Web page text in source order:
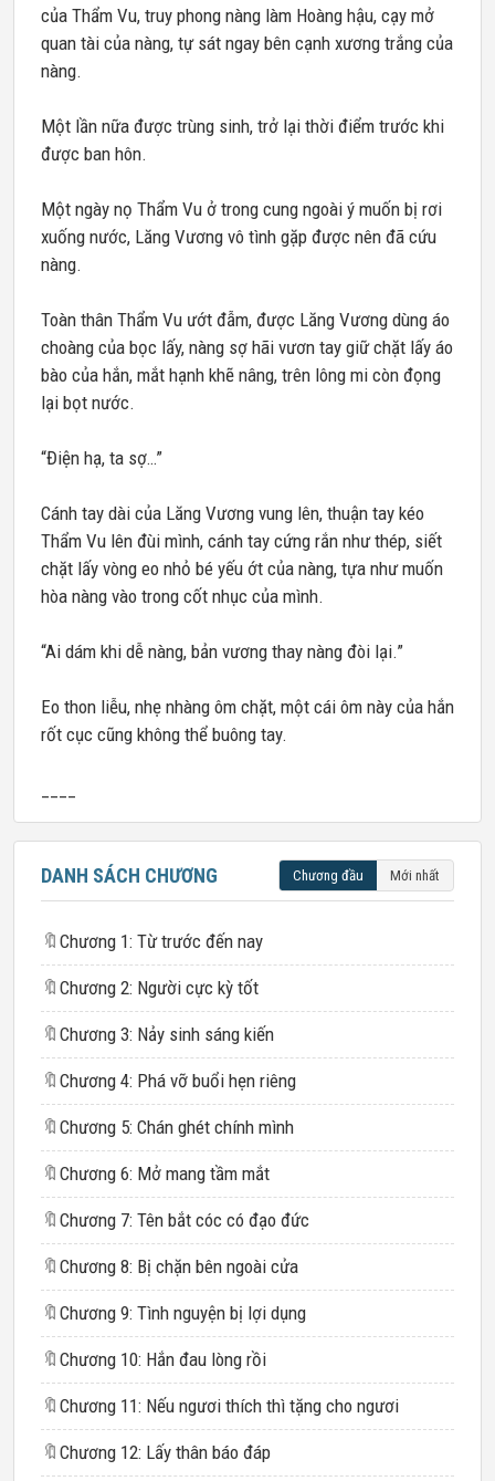
của Thẩm Vu, truy phong nàng làm Hoàng hậu, cạy mở
quan tài của nàng, tự sát ngay bên cạnh xương trắng của
nàng.
Một lần nữa được trùng sinh, trở lại thời điểm trước khi
được ban hôn.
Một ngày nọ Thẩm Vu ở trong cung ngoài ý muốn bị rơi
xuống nước, Lăng Vương vô tình gặp được nên đã cứu
nàng.
Toàn thân Thẩm Vu ướt đẫm, được Lăng Vương dùng áo
choàng của bọc lấy, nàng sợ hãi vươn tay giữ chặt lấy áo
bào của hắn, mắt hạnh khẽ nâng, trên lông mi còn đọng
lại bọt nước.
“Điện hạ, ta sợ…”
Cánh tay dài của Lăng Vương vung lên, thuận tay kéo
Thẩm Vu lên đùi mình, cánh tay cứng rắn như thép, siết
chặt lấy vòng eo nhỏ bé yếu ớt của nàng, tựa như muốn
hòa nàng vào trong cốt nhục của mình.
“Ai dám khi dễ nàng, bản vương thay nàng đòi lại.”
Eo thon liễu, nhẹ nhàng ôm chặt, một cái ôm này của hắn
rốt cục cũng không thể buông tay.
DANH SÁCH CHƯƠNG Chương đầu Mới nhất
🔖 Chương 1: Từ trước đến nay
🔖 Chương 2: Người cực kỳ tốt
🔖 Chương 3: Nảy sinh sáng kiến
🔖 Chương 4: Phá vỡ buổi hẹn riêng
🔖 Chương 5: Chán ghét chính mình
🔖 Chương 6: Mở mang tầm mắt
🔖 Chương 7: Tên bắt cóc có đạo đức
🔖 Chương 8: Bị chặn bên ngoài cửa
🔖 Chương 9: Tình nguyện bị lợi dụng
🔖 Chương 10: Hắn đau lòng rồi
🔖 Chương 11: Nếu ngươi thích thì tặng cho ngươi
🔖 Chương 12: Lấy thân báo đáp